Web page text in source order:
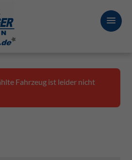
Fahrzeug ist leider nicht